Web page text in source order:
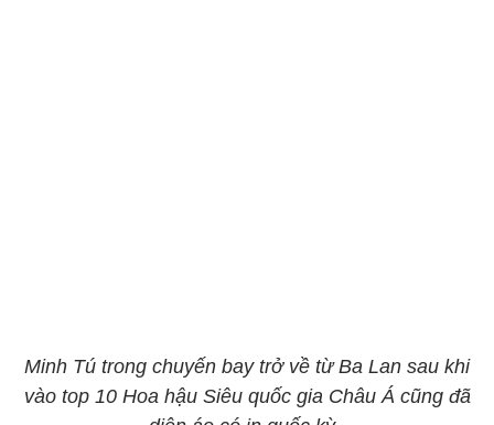
Minh Tú trong chuyến bay trở về từ Ba Lan sau khi
vào top 10 Hoa hậu Siêu quốc gia Châu Á cũng đã